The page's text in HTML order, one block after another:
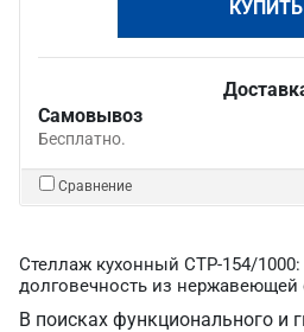
КУПИТЬ
Самовывоз
Бесплатно.
Сравнение
Стеллаж кухонный СТР-154/1000:
долговечность из нержавеющей
В поисках функционального и